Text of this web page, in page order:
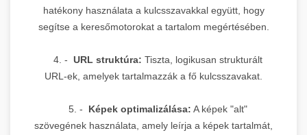
hatékony használata a kulcsszavakkal együtt, hogy
segítse a keresőmotorokat a tartalom megértésében.
4. - URL struktúra: Tiszta, logikusan strukturált
URL-ek, amelyek tartalmazzák a fő kulcsszavakat.
5. - Képek optimalizálása: A képek "alt"
szövegének használata, amely leírja a képek tartalmát,